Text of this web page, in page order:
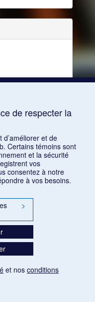
1168
de respecter la
d’améliorer et de
Certains témoins sont
et la sécurité
vos
consentez à notre
à vos besoins.
>
et nos conditions